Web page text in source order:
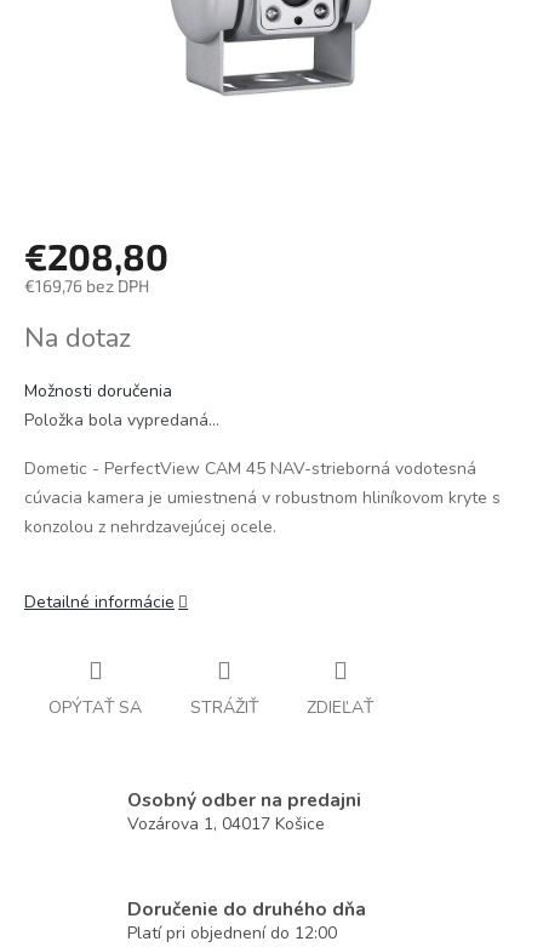
€208,80
€169,76 bez DPH
cena:
Na dotaz
Možnosti doručenia
Položka bola vypredaná…
Dometic - PerfectView CAM 45 NAV-strieborná vodotesná
cúvacia kamera je umiestnená v robustnom hliníkovom kryte s
konzolou z nehrdzavejúcej ocele.
Detailné informácie
OPÝTAŤ SA STRÁŽIŤ ZDIEĽAŤ
Osobný odber na predajni
Vozárova 1, 04017 Košice
Doručenie do druhého dňa
Platí pri objednení do 12:00